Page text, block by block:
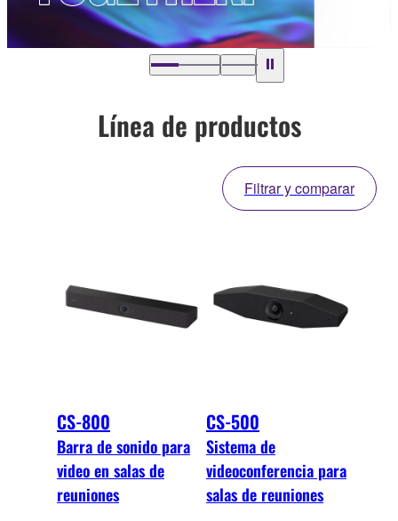
Línea de productos
Filtrar y comparar
CS-800
Barra de sonido para
video en salas de
reuniones
CS-500
Sistema de
videoconferencia para
salas de reuniones